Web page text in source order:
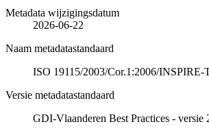
Metadata wijzigingsdatum
2026-06-22
Naam metadatastandaard
ISO 19115/2003/Cor.1:2006/INSPIRE-
Versie metadatastandaard
GDI-Vlaanderen Best Practices - versie